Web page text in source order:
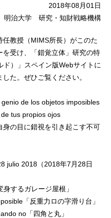
2018年08月01日
明治大学 研究・知財戦略機構
教授（MIMS所長）がこのた
受け、「錯覚立体」研究の特
）」スペイン版Webサイトに
た。ぜひご覧ください。
de los objetos imposibles
tus propios ojos
身の目に錯視を引き起こす不可
julio 2018（2018年7月28日
するガレージ屋根」
「反重力ロの字滑り台」
no「四角と丸」